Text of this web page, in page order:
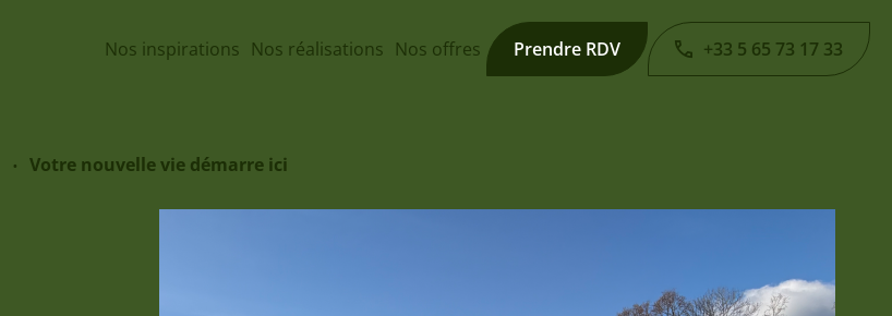
Nos inspirations Nos réalisations Nos offres Prendre RDV +33 5 65 73 17 33
Votre nouvelle vie démarre ici